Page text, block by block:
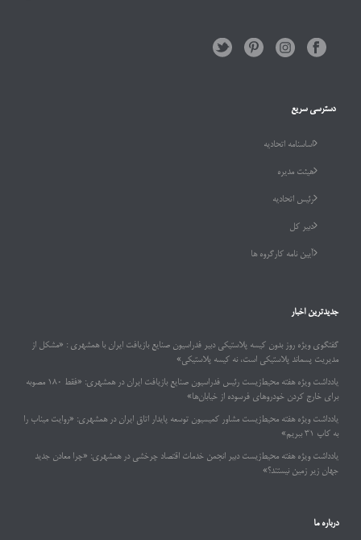
دسترسی سریع
اساسنامه اتحادیه
هیئت مدیره
رئیس اتحادیه
دبیر کل
آیین نامه کارگروه ها
جدیدترین اخبار
گفتگوی ویژه روز بدون کیسه پلاستیکی دبیر فدراسیون صنایع بازیافت ایران با همشهری : «مشکل از
مدیریت پسماند پلاستیکی است، نه کیسه پلاستیکی»
یادداشت ویژه هفته محیط‌زیست رئیس فدراسیون صنایع بازیافت ایران در همشهری: «فقط ۱۸۰ مصوبه
برای خارج کردن خودروهای فرسوده از خیابان‌ها»
یادداشت ویژه هفته محیط‌زیست مشاور کمیسیون توسعه پایدار اتاق ایران در همشهری: «روایت میناب را
به کاپ ۳۱ ببریم»
یادداشت ویژه هفته محیط‌زیست دبیر انجمن خدمات اقتصاد چرخشی در همشهری: «چرا معادن جدید
جهان زیر زمین نیستند؟»
درباره ما